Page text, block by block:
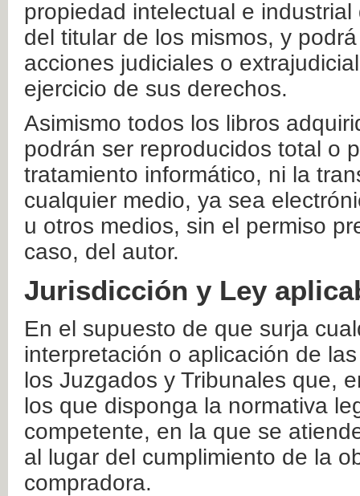
propiedad intelectual e
del titular de los mismos, y
acciones judiciales o
ejercicio de sus derechos.
Asimismo todos los libros
podrán ser reproducidos total o
tratamiento informático, ni la
cualquier medio, ya sea
u otros medios, sin el permiso
caso, del autor.
Jurisdicción y Ley
En el supuesto de que surja
interpretación o aplicación de
los Juzgados y Tribunales que,
los que disponga la normativa
competente, en la que se
al lugar del cumplimiento de la
compradora.